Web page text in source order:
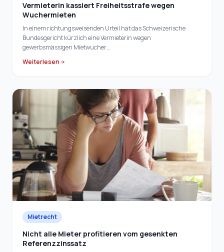
Vermieterin kassiert Freiheitsstrafe wegen
Wuchermieten
In einem richtungsweisenden Urteil hat das Schweizerische
Bundesgericht kürzlich eine Vermieterin wegen
gewerbsmässigen Mietwucher…
Weiterlesen
Mietrecht
Nicht alle Mieter profitieren vom gesenkten
Referenzzinssatz